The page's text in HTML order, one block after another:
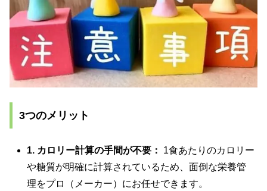
3つのメリット
1. カロリー計算の手間が不要：
1食あたりのカロリー
や糖質が明確に計算されているため、面倒な栄養管
理をプロ（メーカー）にお任せできます。